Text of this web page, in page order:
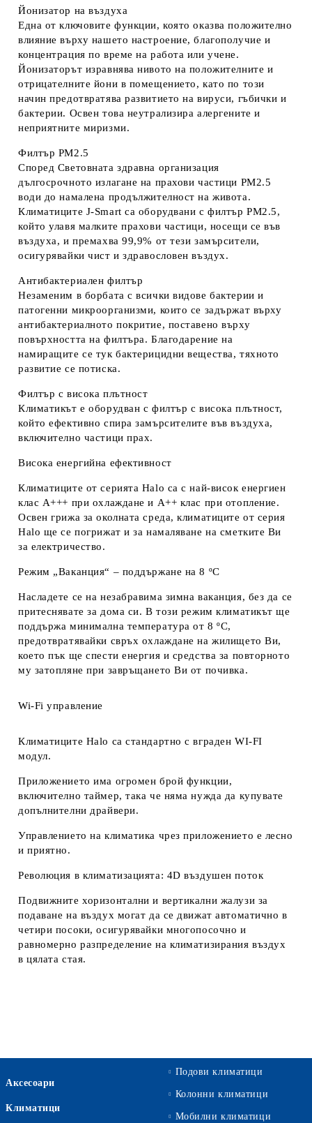
Йонизатор на въздуха
Една от ключовите функции, която оказва положително
влияние върху нашето настроение, благополучие и
концентрация по време на работа или учене.
Йонизаторът изравнява нивото на положителните и
отрицателните йони в помещението, като по този
начин предотвратява развитието на вируси, гъбички и
бактерии. Освен това неутрализира алергените и
неприятните миризми.
Филтър PM2.5
Според Световната здравна организация
дългосрочното излагане на прахови частици PM2.5
води до намалена продължителност на живота.
Климатиците J-Smart са оборудвани с филтър PM2.5,
който улавя малките прахови частици, носещи се във
въздуха, и премахва 99,9% от тези замърсители,
осигурявайки чист и здравословен въздух.
Антибактериален филтър
Незаменим в борбата с всички видове бактерии и
патогенни микроорганизми, които се задържат върху
антибактериалното покритие, поставено върху
повърхността на филтъра. Благодарение на
намиращите се тук бактерицидни вещества, тяхното
развитие се потиска.
Филтър с висока плътност
Климатикът е оборудван с филтър с висока плътност,
който ефективно спира замърсителите във въздуха,
включително частици прах.
Висока енергийна ефективност
Климатиците от серията Halo са с най-висок енергиен
клас А+++ при охлаждане и А++ клас при отопление.
Освен грижа за околната среда, климатиците от серия
Halo ще се погрижат и за намаляване на сметките Ви
за електричество.
Режим „Ваканция“ – поддържане на 8 ºС
Насладете се на незабравима зимна ваканция, без да се
притеснявате за дома си. В този режим климатикът ще
поддържа минимална температура от 8 ºС,
предотвратявайки свръх охлаждане на жилището Ви,
което пък ще спести енергия и средства за повторното
му затопляне при завръщането Ви от почивка.
Wi-Fi управление
Климатиците Halo са стандартно с вграден WI-FI
модул.
Приложението има огромен брой функции,
включително таймер, така че няма нужда да купувате
допълнителни драйвери.
Управлението на климатика чрез приложението е лесно
и приятно.
Революция в климатизацията: 4D въздушен поток
Подвижните хоризонтални и вертикални жалузи за
подаване на въздух могат да се движат автоматично в
четири посоки, осигурявайки многопосочно и
равномерно разпределение на климатизирания въздух
в цялата стая.
Аксесоари
Климатици
Подови климатици
Колонни климатици
Мобилни климатици